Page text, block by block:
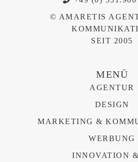
© AMARETIS
SEIT 2005
MENÜ
AGENTUR
DESIGN
MARKETING &
WERBUNG
INNOVATION